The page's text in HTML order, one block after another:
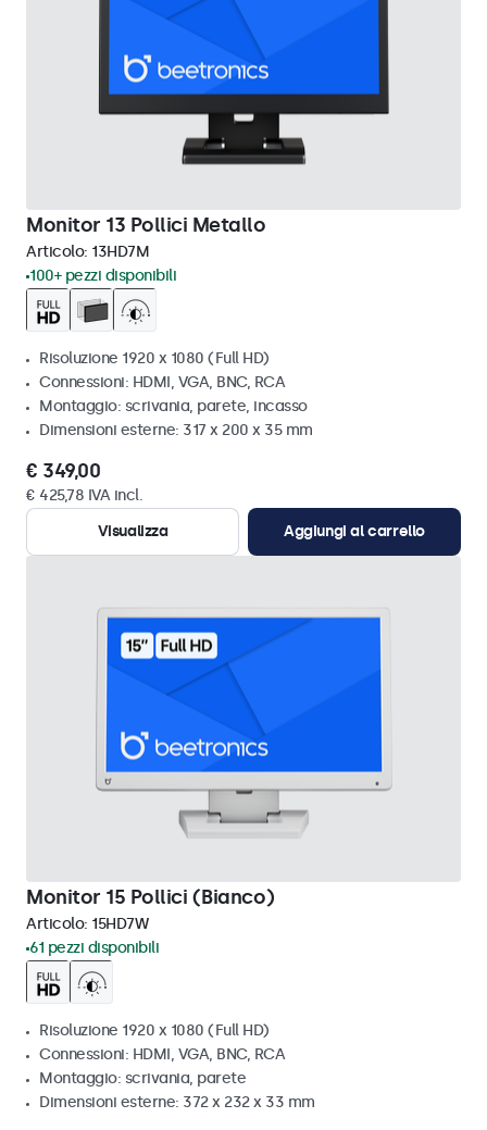
Monitor 13 Pollici Metallo
Articolo: 13HD7M
100+ pezzi disponibili
Risoluzione 1920 x 1080 (Full HD)
Connessioni: HDMI, VGA, BNC, RCA
Montaggio: scrivania, parete, incasso
Dimensioni esterne: 317 x 200 x 35 mm
€ 349,00
€ 425,78 IVA incl.
Visualizza
Aggiungi al carrello
Monitor 15 Pollici (Bianco)
Articolo: 15HD7W
61 pezzi disponibili
Risoluzione 1920 x 1080 (Full HD)
Connessioni: HDMI, VGA, BNC, RCA
Montaggio: scrivania, parete
Dimensioni esterne: 372 x 232 x 33 mm